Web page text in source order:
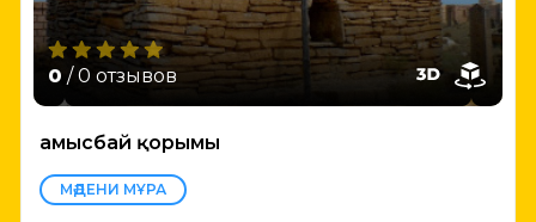
0 / 0 отзывов
Қамысбай қорымы
МӘДЕНИ МҰРА